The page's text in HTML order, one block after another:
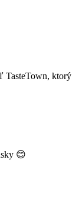
TasteTown, ktorý
😊